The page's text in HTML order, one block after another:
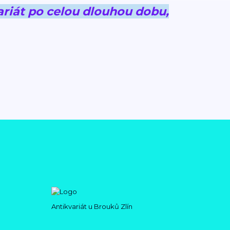
po celou dlouhou dobu,
Antikvariát u Brouků Zlín